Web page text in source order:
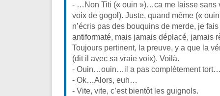
- …Non Titi (« ouin »)…ca me laisse sans
voix de gogol). Juste, quand même («
n’écris pas des bouquins de merde, je fais
antiformaté, mais jamais déplacé, jamais
Toujours pertinent, la preuve, y a que la
(dit il avec sa vraie voix). Voilà.
- Ouin…ouin…il a pas complètement
- Ok…Alors, euh…
- Vite, vite, c’est bientôt les guignols.